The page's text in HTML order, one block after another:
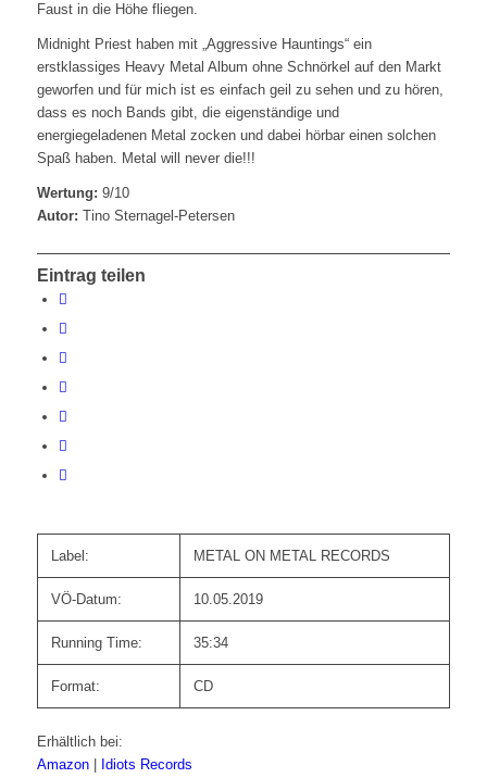
Faust in die Höhe fliegen.
Midnight Priest haben mit „Aggressive Hauntings“ ein
erstklassiges Heavy Metal Album ohne Schnörkel auf den Markt
geworfen und für mich ist es einfach geil zu sehen und zu hören,
dass es noch Bands gibt, die eigenständige und
energiegeladenen Metal zocken und dabei hörbar einen solchen
Spaß haben. Metal will never die!!!
Wertung: 9/10
Autor: Tino Sternagel-Petersen
Eintrag teilen
Label: METAL ON METAL RECORDS
VÖ-Datum: 10.05.2019
Running Time: 35:34
Format: CD
Erhältlich bei:
Amazon
Idiots Records